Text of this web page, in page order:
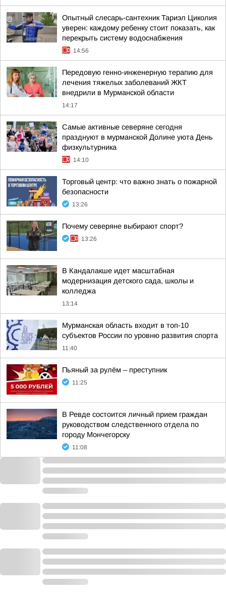
Опытный слесарь-сантехник Тариэл Циколия
уверен: каждому ребенку стоит показать, как
перекрыть систему водоснабжения
14:56
Передовую генно-инженерную терапию для
лечения тяжелых заболеваний ЖКТ
внедрили в Мурманской области
14:17
Самые активные северяне сегодня
празднуют в мурманской Долине уюта День
физкультурника
14:10
Торговый центр: что важно знать о пожарной
безопасности
13:26
Почему северяне выбирают спорт?
13:26
В Кандалакше идет масштабная
модернизация детского сада, школы и
колледжа
13:14
Мурманская область входит в топ-10
субъектов России по уровню развития спорта
11:40
Пьяный за рулём – преступник
11:25
В Ревде состоится личный прием граждан
руководством следственного отдела по
городу Мончегорску
11:08